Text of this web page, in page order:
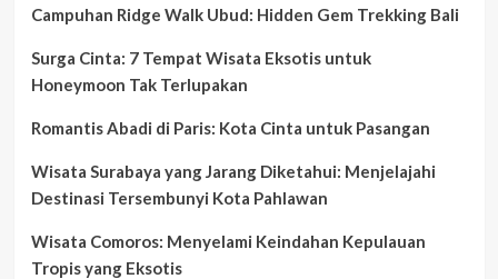
Campuhan Ridge Walk Ubud: Hidden Gem Trekking Bali
Surga Cinta: 7 Tempat Wisata Eksotis untuk
Honeymoon Tak Terlupakan
Romantis Abadi di Paris: Kota Cinta untuk Pasangan
Wisata Surabaya yang Jarang Diketahui: Menjelajahi
Destinasi Tersembunyi Kota Pahlawan
Wisata Comoros: Menyelami Keindahan Kepulauan
Tropis yang Eksotis